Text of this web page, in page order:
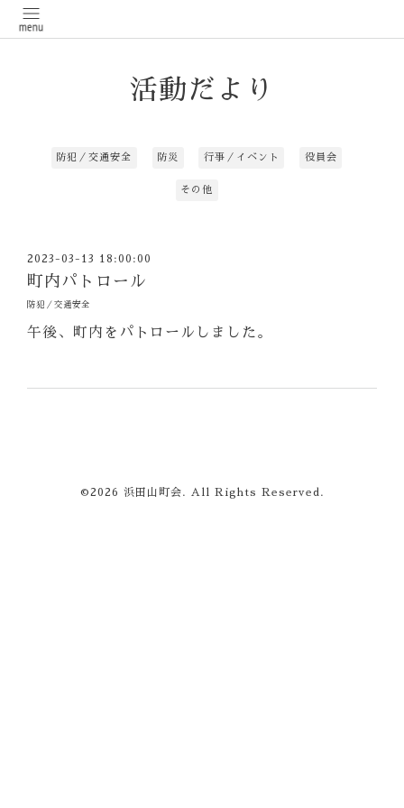
活動だより
防犯／交通安全 防災 行事／イベント 役員会
その他
2023-03-13 18:00:00
町内パトロール
防犯／交通安全
午後、町内をパトロールしました。
©2026 浜田山町会. All Rights Reserved.